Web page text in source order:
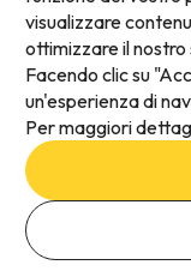
Aggiungi date per
Metodi di
Termini e condizioni
Protezione dei dati
Informativa sui cookie
visualizzare
ottimizzare il nostro
Facendo clic su
un'esperienza di
Per maggiori